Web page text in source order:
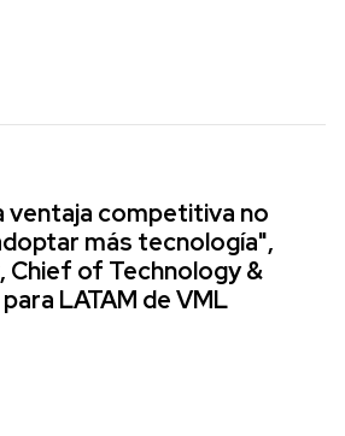
ventaja competitiva no
más tecnología",
Chief of Technology &
LATAM de VML